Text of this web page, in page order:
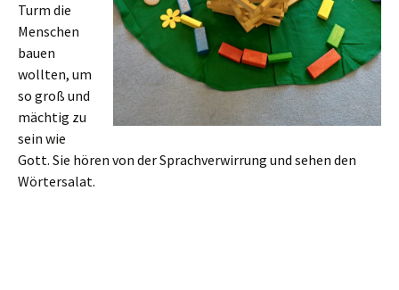
Turm die
Menschen
bauen
wollten, um
so groß und
mächtig zu
sein wie
Gott. Sie hören von der Sprachverwirrung und sehen den
Wörtersalat.